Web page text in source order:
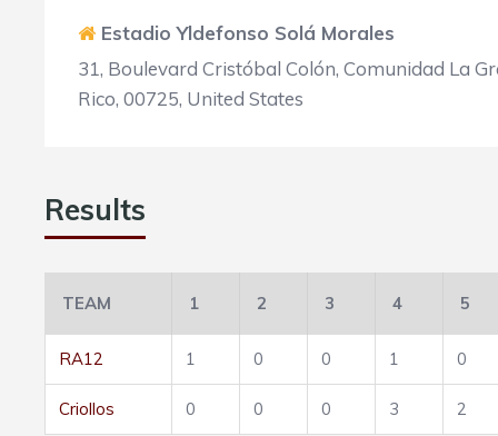
Estadio Yldefonso Solá Morales
31, Boulevard Cristóbal Colón, Comunidad La
Rico, 00725, United States
Results
TEAM 1 2 3 4 5
RA12 1 0 0 1 0
Criollos 0 0 0 3 2